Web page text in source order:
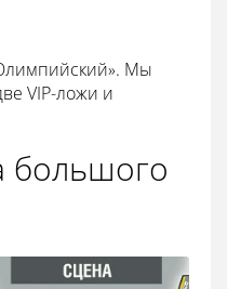
Мы
VIP-ложи и
большого